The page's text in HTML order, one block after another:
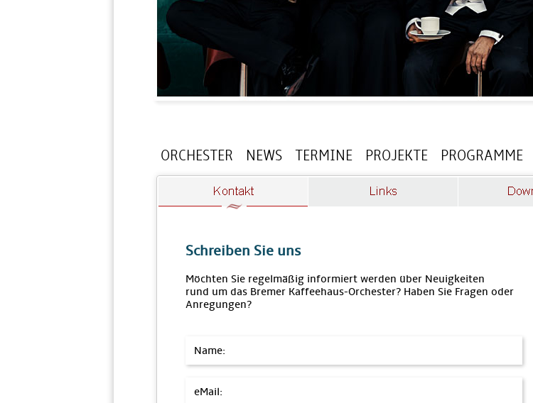
ORCHESTER NEWS TERMINE PROJEKTE PROGRAMME
Schreiben Sie uns
Möchten Sie regelmäßig informiert werden über Neuigkeiten
rund um das Bremer Kaffeehaus-Orchester? Haben Sie Fragen oder
Anregungen?
Name:
eMail: